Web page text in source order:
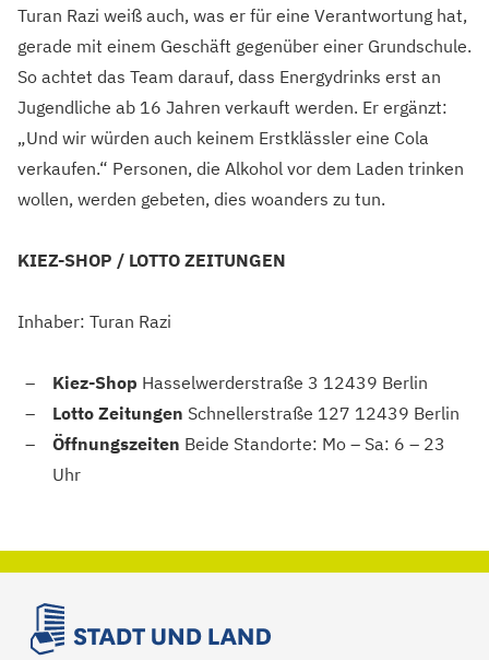
Turan Razi weiß auch, was er für eine Verantwortung hat,
gerade mit einem Geschäft gegenüber einer Grundschule.
So achtet das Team darauf, dass Energydrinks erst an
Jugendliche ab 16 Jahren verkauft werden. Er ergänzt:
„Und wir würden auch keinem Erstklässler eine Cola
verkaufen.“ Personen, die Alkohol vor dem Laden trinken
wollen, werden gebeten, dies woanders zu tun.
KIEZ-SHOP / LOTTO ZEITUNGEN
Inhaber: Turan Razi
Kiez-Shop Hasselwerderstraße 3 12439 Berlin
Lotto Zeitungen Schnellerstraße 127 12439 Berlin
Öffnungszeiten Beide Standorte: Mo – Sa: 6 – 23
Uhr